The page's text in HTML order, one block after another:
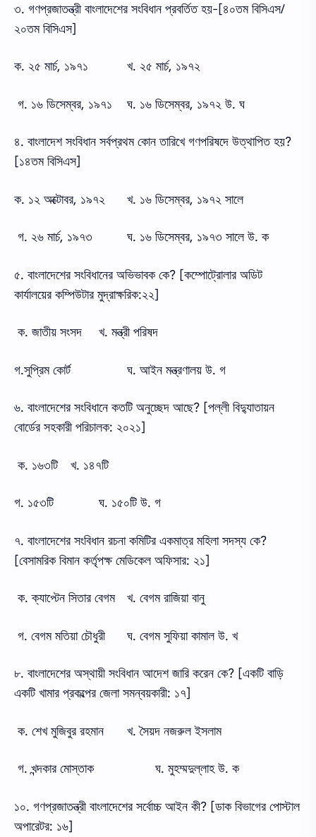
৩. গণপ্রজাতন্ত্রী বাংলাদেশের সংবিধান প্রবর্তিত হয়-[৪০তম বিসিএস/
২০তম বিসিএস]
ক. ২৫ মার্চ, ১৯৭১ খ. ২৫ মার্চ, ১৯৭২
গ. ১৬ ডিসেম্বর, ১৯৭১ ঘ. ১৬ ডিসেম্বর, ১৯৭২ উ. ঘ
৪. বাংলাদেশ সংবিধান সর্বপ্রথম কোন তারিখে গণপরিষদে উত্থাপিত হয়?
[১৪তম বিসিএস]
ক. ১২ অক্টোবর, ১৯৭২ খ. ১৬ ডিসেম্বর, ১৯৭২ সালে
গ. ২৬ মার্চ, ১৯৭৩ ঘ. ১৬ ডিসেম্বর, ১৯৭৩ সালে উ. ক
৫. বাংলাদেশের সংবিধানের অভিভাবক কে? [কম্পোট্রোলার অডিট
কার্যালয়ের কম্পিউটার মুদ্রাক্ষরিক:২২]
ক. জাতীয় সংসদ খ. মন্ত্রী পরিষদ
গ.সুপ্রিম কোর্ট ঘ. আইন মন্ত্রণালয় উ. গ
৬. বাংলাদেশের সংবিধানে কতটি অনুচ্ছেদ আছে? [পল্লী বিদ্যুাতায়ন
বোর্ডের সহকারী পরিচালক: ২০২১]
ক. ১৬৩টি খ. ১৪৭টি
গ. ১৫৩টি ঘ. ১৫০টি উ. গ
৭. বাংলাদেশের সংবিধান রচনা কমিটির একমাত্র মহিলা সদস্য কে?
[বেসামরিক বিমান কর্তৃপক্ষ মেডিকেল অফিসার: ২১]
ক. ক্যাপ্টেন সিতার বেগম খ. বেগম রাজিয়া বানু
গ. বেগম মতিয়া চৌধুরী ঘ. বেগম সুফিয়া কামাল উ. খ
৮. বাংলাদেশের অস্থায়ী সংবিধান আদেশ জারি করেন কে? [একটি বাড়ি
একটি খামার প্রকল্পের জেলা সমন্বয়কারী: ১৭]
ক. শেখ মুজিবুর রহমান খ. সৈয়দ নজরুল ইসলাম
গ. খন্দকার মোস্তাক ঘ. মুহম্মদুল্লাহ উ. ক
১০. গণপ্রজাতন্ত্রী বাংলাদেশের সর্বোচ্চ আইন কী? [ডাক বিভাগের পোস্টাল
অপারেটর: ১৬]